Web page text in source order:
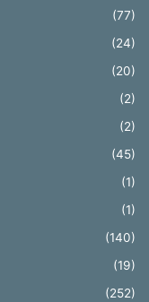
(77)
(24)
(20)
(2)
(2)
(45)
(1)
(1)
(140)
(19)
(252)